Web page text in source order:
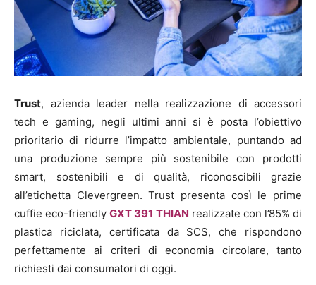
Trust, azienda leader nella realizzazione di accessori
tech e gaming, negli ultimi anni si è posta l’obiettivo
prioritario di ridurre l’impatto ambientale, puntando ad
una produzione sempre più sostenibile con prodotti
smart, sostenibili e di qualità, riconoscibili grazie
all’etichetta Clevergreen. Trust presenta così le prime
cuffie eco-friendlyGXT 391 THIAN realizzate con l’85% di
plastica riciclata, certificata da SCS, che rispondono
perfettamente ai criteri di economia circolare, tanto
richiesti dai consumatori di oggi.